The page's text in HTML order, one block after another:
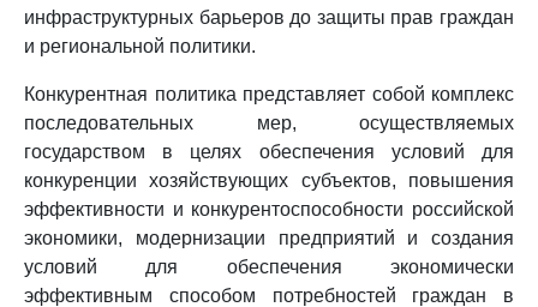
инфраструктурных барьеров до защиты прав граждан
и региональной политики.
Конкурентная политика представляет собой комплекс
последовательных мер, осуществляемых
государством в целях обеспечения условий для
конкуренции хозяйствующих субъектов, повышения
эффективности и конкурентоспособности российской
экономики, модернизации предприятий и создания
условий для обеспечения экономически
эффективным способом потребностей граждан в